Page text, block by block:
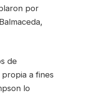
por
de
a fines
lo